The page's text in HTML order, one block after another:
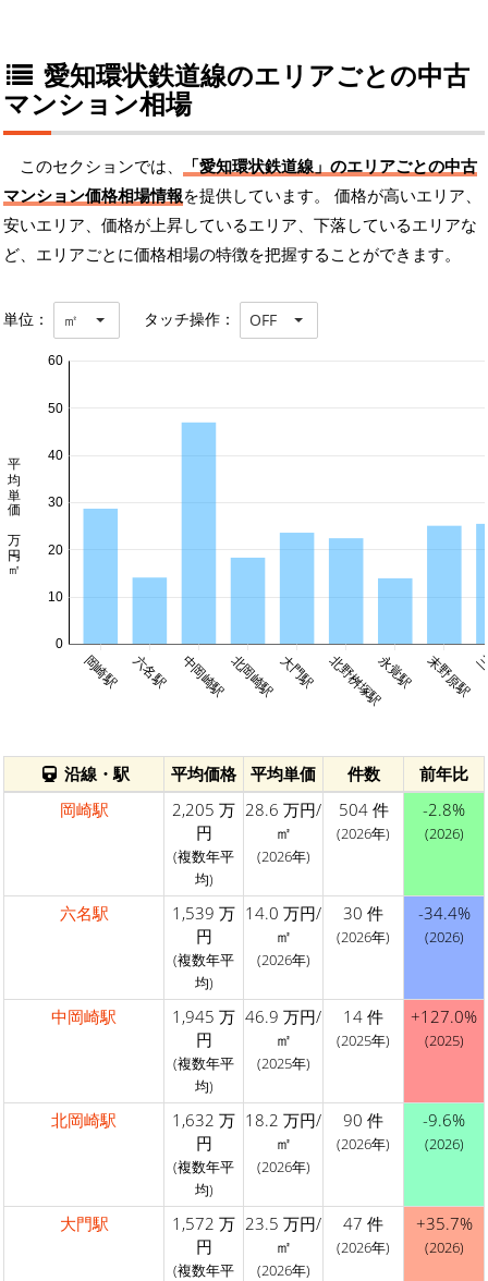
愛知環状鉄道線のエリアごとの中古
マンション相場
このセクションでは、
「愛知環状鉄道線」のエリアごとの中古
マンション価格相場情報を提供しています。 価格が高いエリア、
安いエリア、価格が上昇しているエリア、下落しているエリアな
ど、エリアごとに価格相場の特徴を把握することができます。
単位： ㎡ タッチ操作： OFF
岡崎駅 六名駅 中岡崎駅北岡崎駅大門駅 北野桝塚駅永覚駅 末野原駅
0
10
20
30
40
50
60
平均単価 万円/㎡
沿線・駅 平均価格 平均単価 件数
前年比
岡崎駅
2,205 万
円
(複数年平
均)
28.6 万円/
㎡
(2026年)
504 件
(2026年)
-2.8%
(2026)
六名駅
1,539 万
円
(複数年平
均)
14.0 万円/
㎡
(2026年)
30 件
(2026年)
-34.4%
(2026)
中岡崎駅
1,945 万
円
(複数年平
均)
46.9 万円/
㎡
(2025年)
14 件
(2025年)
+127.0%
(2025)
北岡崎駅
1,632 万
円
(複数年平
均)
18.2 万円/
㎡
(2026年)
90 件
(2026年)
-9.6%
(2026)
大門駅
1,572 万
円
(複数年平
23.5 万円/
㎡
(2026年)
47 件
(2026年)
+35.7%
(2026)